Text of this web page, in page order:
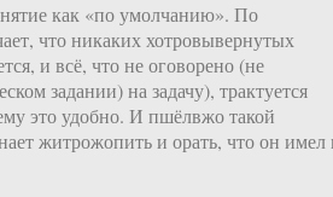
как «по умолчанию». По
что никаких хотровывернутых
и всё, что не оговорено (не
задании) на задачу), трактуется
это удобно. И пшёлвжо такой
житрожопить и орать, что он имел